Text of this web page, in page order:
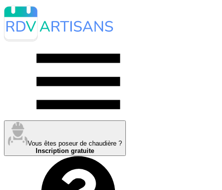
Vous êtes poseur de chaudière ?
Inscription gratuite